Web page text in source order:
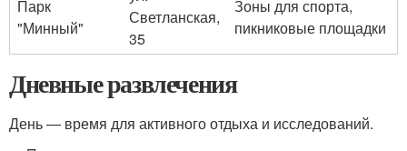
Парк
"Минный"
Светланская,
35
Зоны для спорта,
пикниковые площадки
Дневные развлечения
День — время для активного отдыха и исследований.